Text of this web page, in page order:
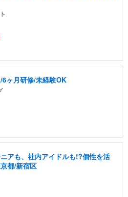
ヶ月研修/未経験OK
アも、社内アイドルも!?個性を活
都/新宿区